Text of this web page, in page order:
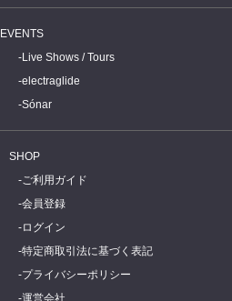
EVENTS
Live Shows / Tours
electraglide
Sónar
SHOP
ご利用ガイド
会員登録
ログイン
特定商取引法に基づく表記
プライバシーポリシー